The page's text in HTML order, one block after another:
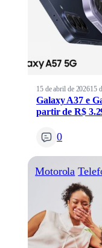
15 de abril de 202615
Galaxy A37 e
partir de R$
0
Motorola